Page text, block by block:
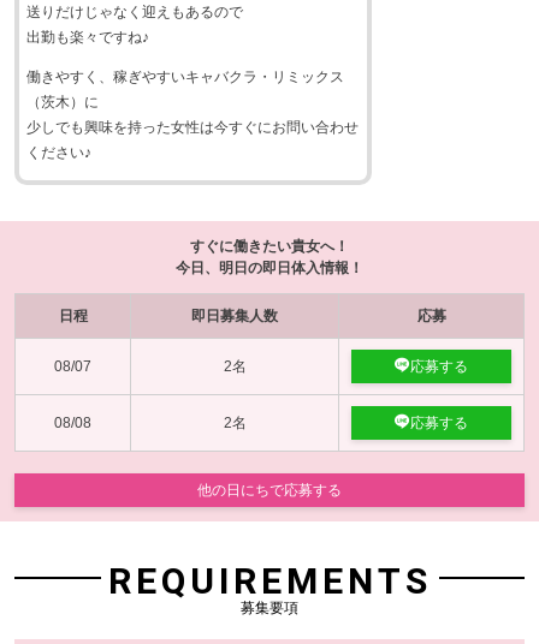
送りだけじゃなく迎えもあるので
出勤も楽々ですね♪
働きやすく、稼ぎやすいキャバクラ・リミックス
（茨木）に
少しでも興味を持った女性は今すぐにお問い合わせ
ください♪
すぐに働きたい貴女へ！
今日、明日の即日体入情報！
日程 即日募集人数 応募
08/07 2名 応募する
08/08 2名 応募する
他の日にちで応募する
REQUIREMENTS
募集要項